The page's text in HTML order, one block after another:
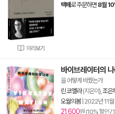
미리보기
택배로 주문하면 8월 10
바이브레이터의
을 어떻게 바꿨는가
린 코멜라(지은이), 조은
오월의봄| 2022년 11월
21,600원 (10% 할인 /